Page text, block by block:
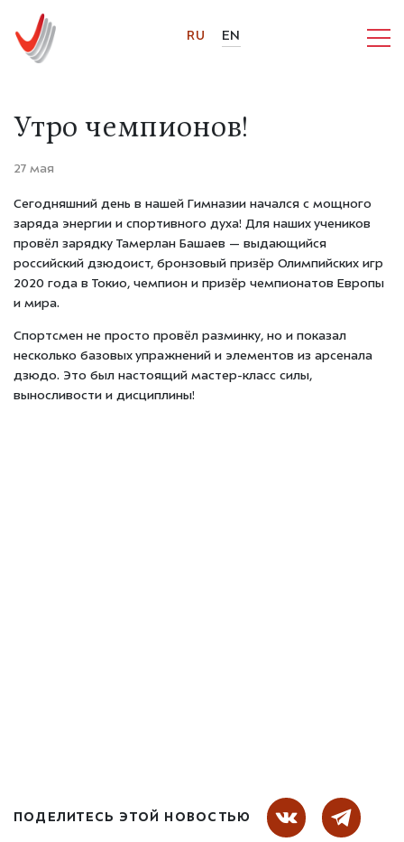
RU EN
Утро чемпионов!
27 мая
Сегодняшний день в нашей Гимназии начался с мощного
заряда энергии и спортивного духа! Для наших учеников
провёл зарядку Тамерлан Башаев — выдающийся
российский дзюдоист, бронзовый призёр Олимпийских игр
2020 года в Токио, чемпион и призёр чемпионатов Европы
и мира.
Спортсмен не просто провёл разминку, но и показал
несколько базовых упражнений и элементов из арсенала
дзюдо. Это был настоящий мастер-класс силы,
выносливости и дисциплины!
ПОДЕЛИТЕСЬ ЭТОЙ НОВОСТЬЮ